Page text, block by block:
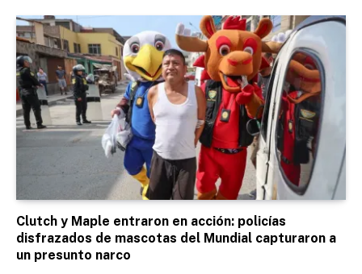
Clutch y Maple entraron en acción: policías
disfrazados de mascotas del Mundial capturaron a
un presunto narco